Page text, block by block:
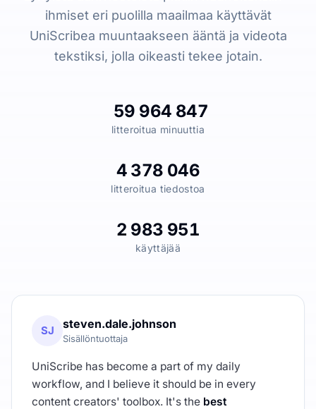
ihmiset eri puolilla maailmaa käyttävät
UniScribea muuntaakseen ääntä ja videota
tekstiksi, jolla oikeasti tekee jotain.
59 964 847
litteroitua minuuttia
4 378 046
litteroitua tiedostoa
2 983 951
käyttäjää
SJ steven.dale.johnson
Sisällöntuottaja
UniScribe has become a part of my daily
workflow, and I believe it should be in every
content creators' toolbox. It's the best